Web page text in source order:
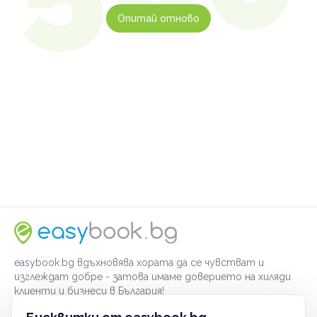
Опитай отново
easybook.bg вдъхновява хората да се чувстват и
изглеждат добре - затова имаме доверието на хиляди
клиенти и бизнеси в България!